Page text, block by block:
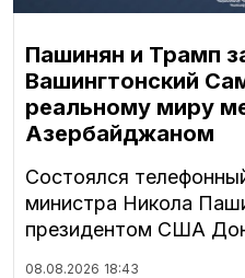
Пашинян и Трамп
Вашингтонский
реальному миру
Азербайджаном
Состоялся
министра Никола
президентом США
08.08.2026 18:43